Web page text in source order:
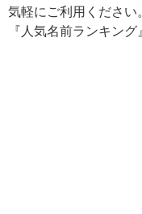
気軽にご利用ください
『人気名前ランキン